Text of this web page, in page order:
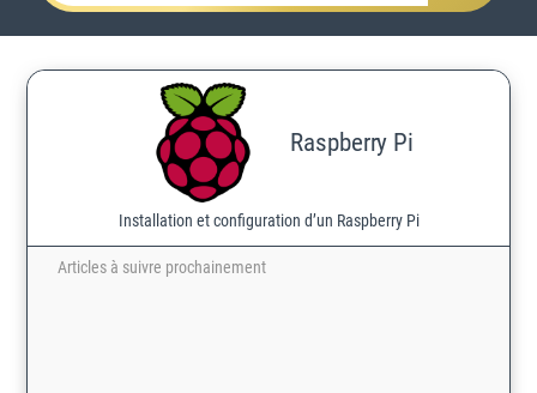
Raspberry Pi
Installation et configuration d’un Raspberry Pi
Articles à suivre prochainement